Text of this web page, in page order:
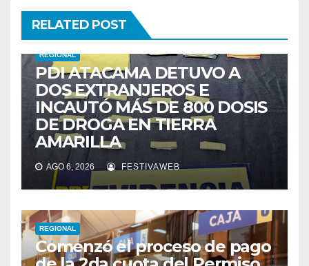
RELATED POST
REGIONAL
PDI ATACAMA DETUVO A
DOS EXTRANJEROS E
INCAUTÓ MÁS DE 800 DOSIS
DE DROGA EN TIERRA
AMARILLA
AGO 6, 2026 FESTIVAWEB
REGIONAL
Comenzó el proceso de pago